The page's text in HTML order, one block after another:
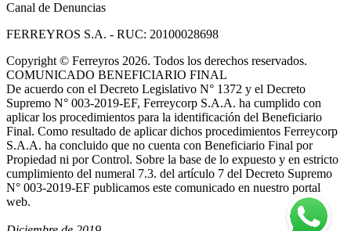
Canal de Denuncias
FERREYROS S.A. - RUC: 20100028698
Copyright © Ferreyros 2026. Todos los derechos reservados.
COMUNICADO BENEFICIARIO FINAL
De acuerdo con el Decreto Legislativo N° 1372 y el Decreto
Supremo N° 003-2019-EF, Ferreycorp S.A.A. ha cumplido con
aplicar los procedimientos para la identificación del Beneficiario
Final. Como resultado de aplicar dichos procedimientos Ferreycorp
S.A.A. ha concluido que no cuenta con Beneficiario Final por
Propiedad ni por Control. Sobre la base de lo expuesto y en estricto
cumplimiento del numeral 7.3. del artículo 7 del Decreto Supremo
N° 003-2019-EF publicamos este comunicado en nuestro portal
web.